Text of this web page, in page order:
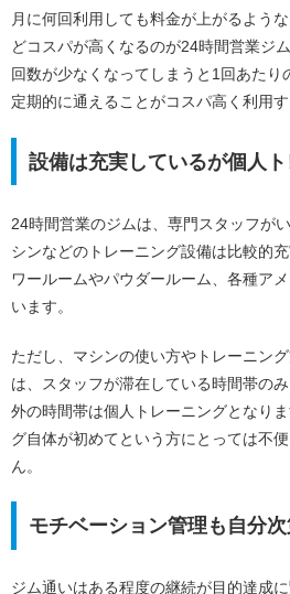
月に何回利用しても料金が上がるような
どコスパが高くなるのが24時間営業ジ
回数が少なくなってしまうと1回あたり
定期的に通えることがコスパ高く利用す
設備は充実しているが個人
24時間営業のジムは、専門スタッフが
シンなどのトレーニング設備は比較的
ワールームやパウダールーム、各種ア
います。
ただし、マシンの使い方やトレーニン
は、スタッフが滞在している時間帯の
外の時間帯は個人トレーニングとなりま
グ自体が初めてという方にとっては不
ん。
モチベーション管理も自分
ジム通いはある程度の継続が目的達成